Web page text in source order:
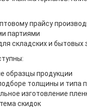
прайсу
партиями
складских и бытовых
образцы продукции
толщины и типа
изготовление
скидок